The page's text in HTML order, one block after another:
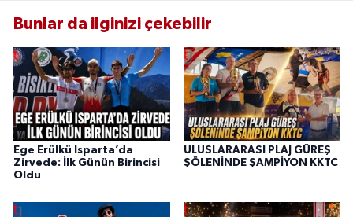
Bunlar da ilginizi çekebilir
Ege Erülkü Isparta’da
Zirvede: İlk Günün Birincisi
Oldu
ULUSLARARASI PLAJ GÜREŞ
ŞÖLENİNDE ŞAMPİYON KKTC